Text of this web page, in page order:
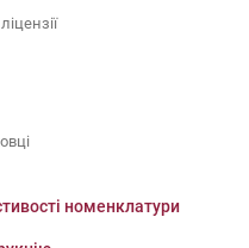
номенклатури